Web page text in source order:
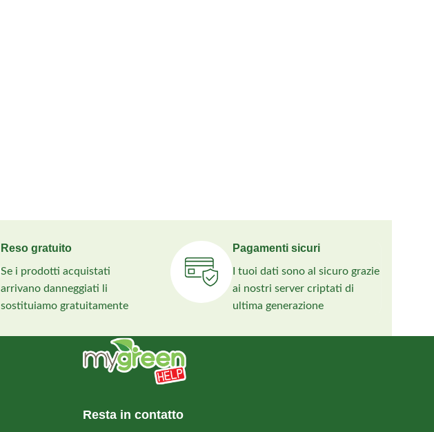
Reso gratuito
Se i prodotti acquistati
arrivano danneggiati li
sostituiamo gratuitamente
Pagamenti sicuri
I tuoi dati sono al sicuro grazie
ai nostri server criptati di
ultima generazione
Resta in contatto